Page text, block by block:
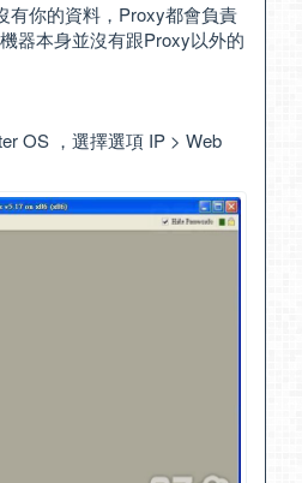
有你的資料，Proxy都會負責
器本身並沒有跟Proxy以外的
OS ，選擇選項 IP > Web